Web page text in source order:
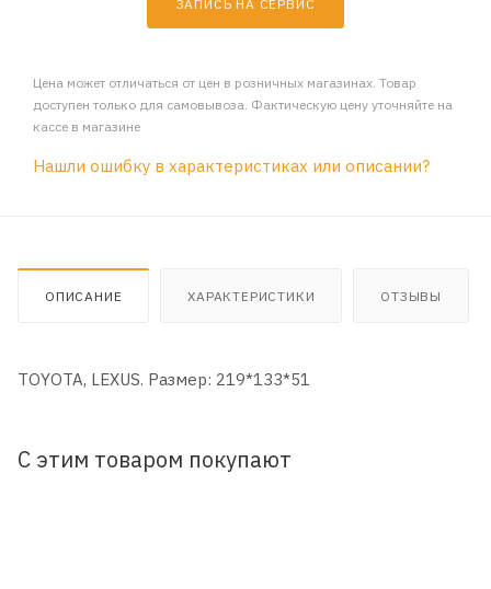
ЗАПИСЬ НА СЕРВИС
Цена может отличаться от цен в розничных магазинах. Товар
доступен только для самовывоза. Фактическую цену уточняйте на
кассе в магазине
Нашли ошибку в характеристиках или описании?
ОПИСАНИЕ ХАРАКТЕРИСТИКИ ОТЗЫВЫ
TOYOTA, LEXUS. Размер: 219*133*51
С этим товаром покупают